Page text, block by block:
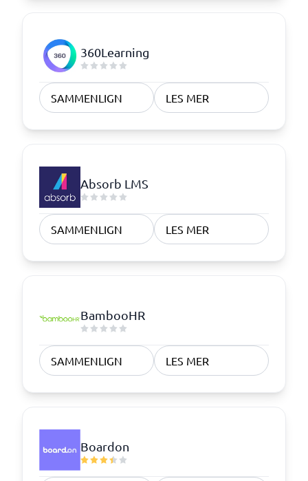
360Learning
SAMMENLIGN LES MER
Absorb LMS
SAMMENLIGN LES MER
BambooHR
SAMMENLIGN LES MER
Boardon